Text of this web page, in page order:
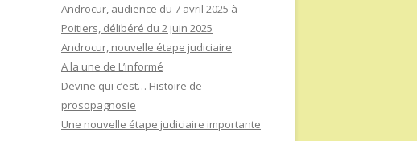
Androcur, audience du 7 avril 2025 à
Poitiers, délibéré du 2 juin 2025
Androcur, nouvelle étape judiciaire
A la une de L’informé
Devine qui c’est… Histoire de
prosopagnosie
Une nouvelle étape judiciaire importante